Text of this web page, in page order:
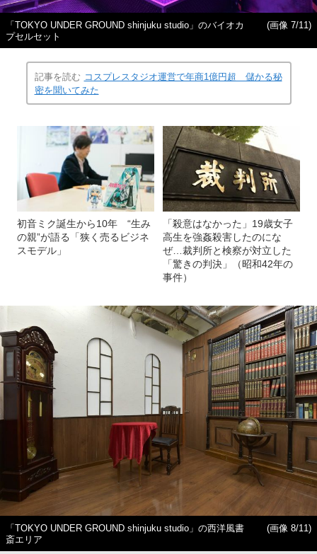
「TOKYO UNDER GROUND shinjuku studio」のバイオカ
プセルセット
(画像 7/11)
記事を読む コスプレスタジオ運営で年商1億円超 儲かる秘
密を聞いてみた
初音ミク誕生から10年 “生み
の親”が語る「狭く売るビジネ
スモデル」
「殺意はなかった」19歳女子
高生を強姦殺害したのにな
ぜ…裁判所と検察が対立した
「驚きの判決」（昭和42年の
事件）
「TOKYO UNDER GROUND shinjuku studio」の西洋風書
斎エリア
(画像 8/11)